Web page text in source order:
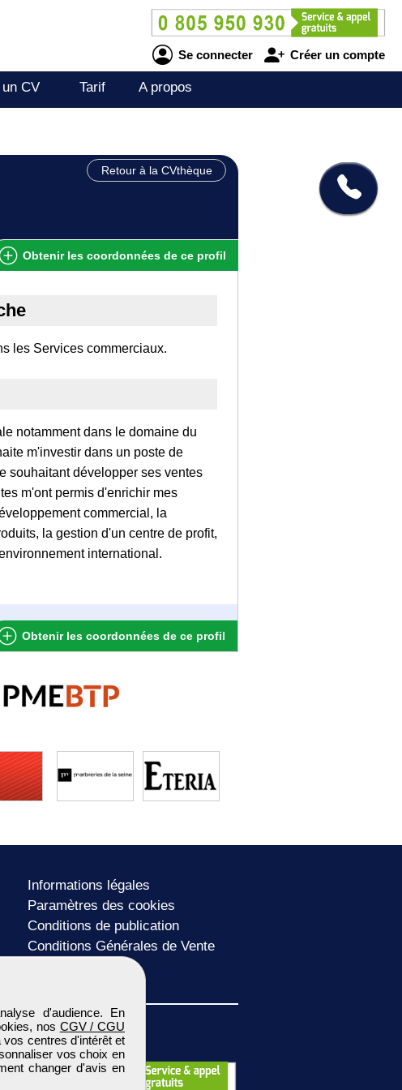
Se connecter Créer un compte
CV Tarif A propos
Retour à la CVthèque
Obtenir les coordonnées de ce profil
les Services commerciaux.
notamment dans le domaine du
m'investir dans un poste de
souhaitant développer ses ventes
m'ont permis d'enrichir mes
commercial, la
la gestion d'un centre de profit,
international.
Obtenir les coordonnées de ce profil
d'audience. En
nos CGV / CGU
centres d'intérêt et
vos choix en
changer d'avis en
Informations légales
Paramètres des cookies
Conditions de publication
Conditions Générales de Vente